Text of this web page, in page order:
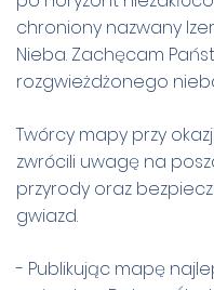
chroniony nazwany
Nieba. Zachęcam
rozgwieżdżonego
Twórcy mapy przy
zwrócili uwagę na
przyrody oraz
gwiazd.
- Publikując mapę